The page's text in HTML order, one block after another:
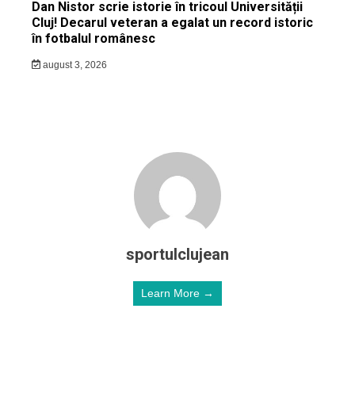
Dan Nistor scrie istorie în tricoul Universității
Cluj! Decarul veteran a egalat un record istoric
în fotbalul românesc
august 3, 2026
sportulclujean
Learn More →